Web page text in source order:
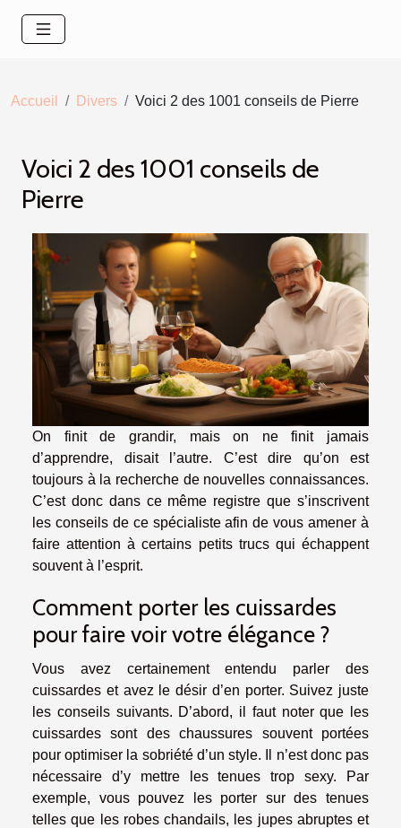
Accueil Divers Voici 2 des 1001 conseils de Pierre
Voici 2 des 1001 conseils de
Pierre
On finit de grandir, mais on ne finit jamais
d’apprendre, disait l’autre. C’est dire qu’on est
toujours à la recherche de nouvelles connaissances.
C’est donc dans ce même registre que s’inscrivent
les conseils de ce spécialiste afin de vous amener à
faire attention à certains petits trucs qui échappent
souvent à l’esprit.
Comment porter les cuissardes
pour faire voir votre élégance ?
Vous avez certainement entendu parler des
cuissardes et avez le désir d’en porter. Suivez juste
les conseils suivants. D’abord, il faut noter que les
cuissardes sont des chaussures souvent portées
pour optimiser la sobriété d’un style. Il n’est donc pas
nécessaire d’y mettre les tenues trop sexy. Par
exemple, vous pouvez les porter sur des tenues
telles que les robes chandails, les jupes abruptes et